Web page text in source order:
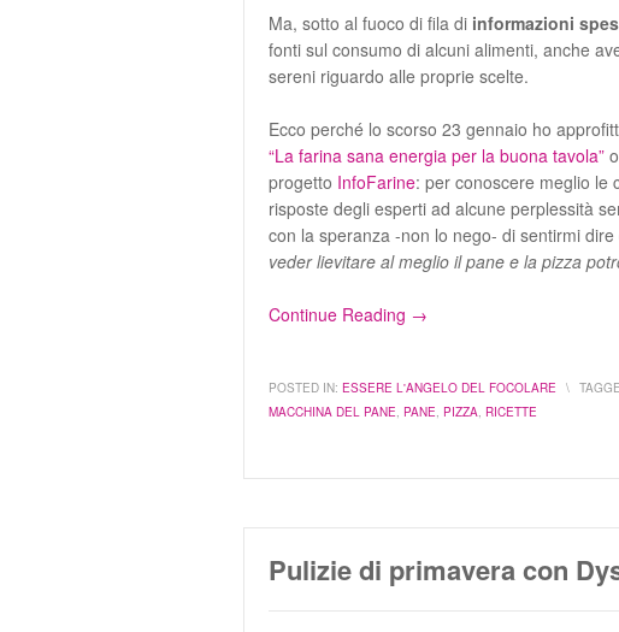
Ma, sotto al fuoco di fila di informazioni
fonti sul consumo di alcuni alimenti, anche
sereni riguardo alle proprie scelte.
Ecco perché lo scorso 23 gennaio ho
“La farina sana energia per la buona tavola”
progetto InfoFarine: per conoscere meglio le
risposte degli esperti ad alcune perplessità
con la speranza -non lo nego- di sentirmi dire
veder lievitare al meglio il pane e la pizza
Continue Reading →
POSTED IN: ESSERE L'ANGELO DEL FOCOLARE \
MACCHINA DEL PANE, PANE, PIZZA, RICETTE
Pulizie di primavera con